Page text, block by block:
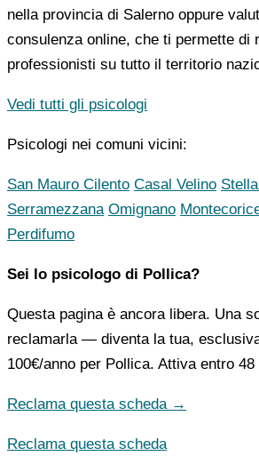
nella provincia di Salerno oppure
consulenza online, che ti permette di
professionisti su tutto il territorio
Vedi tutti gli psicologi
Psicologi nei comuni vicini:
San Mauro Cilento Casal Velino
Serramezzana Omignano
Perdifumo
Sei lo psicologo di Pollica?
Questa pagina è ancora libera. Una
reclamarla — diventa la tua,
100€/anno per Pollica. Attiva entro 48
Reclama questa scheda →
Reclama questa scheda